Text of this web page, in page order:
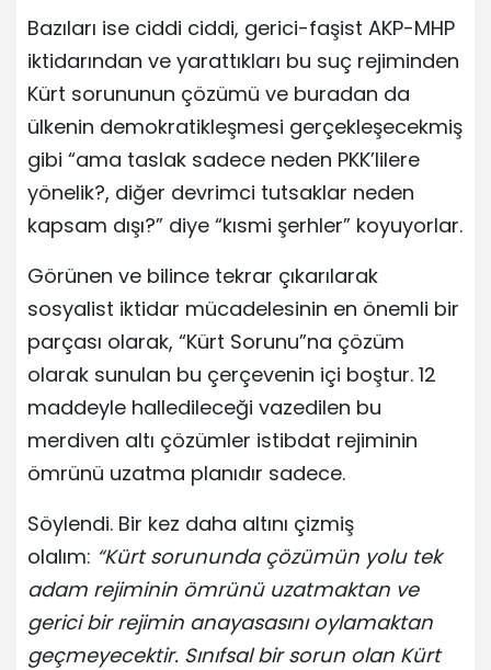
Bazıları ise ciddi ciddi, gerici-faşist AKP-MHP
iktidarından ve yarattıkları bu suç rejiminden
Kürt sorununun çözümü ve buradan da
ülkenin demokratikleşmesi gerçekleşecekmiş
gibi “ama taslak sadece neden PKK’lilere
yönelik?, diğer devrimci tutsaklar neden
kapsam dışı?” diye “kısmi şerhler” koyuyorlar.
Görünen ve bilince tekrar çıkarılarak
sosyalist iktidar mücadelesinin en önemli bir
parçası olarak, “Kürt Sorunu”na çözüm
olarak sunulan bu çerçevenin içi boştur. 12
maddeyle halledileceği vazedilen bu
merdiven altı çözümler istibdat rejiminin
ömrünü uzatma planıdır sadece.
Söylendi. Bir kez daha altını çizmiş
olalım: “Kürt sorununda çözümün yolu tek
adam rejiminin ömrünü uzatmaktan ve
gerici bir rejimin anayasasını oylamaktan
geçmeyecektir. Sınıfsal bir sorun olan Kürt